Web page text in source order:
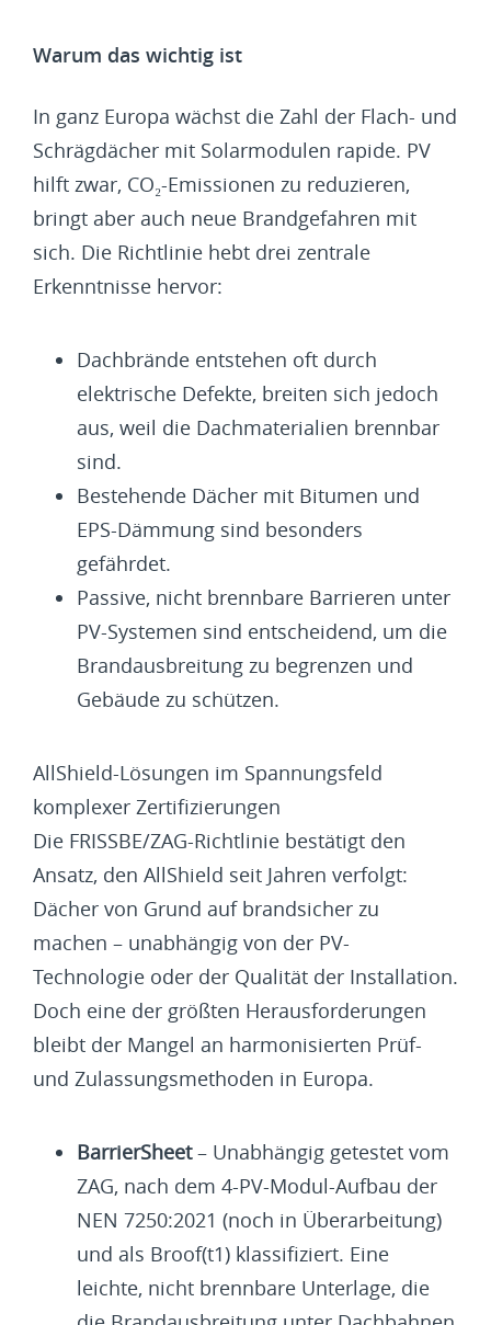
Warum das wichtig ist
In ganz Europa wächst die Zahl der Flach- und
Schrägdächer mit Solarmodulen rapide. PV
hilft zwar, CO₂-Emissionen zu reduzieren,
bringt aber auch neue Brandgefahren mit
sich. Die Richtlinie hebt drei zentrale
Erkenntnisse hervor:
Dachbrände entstehen oft durch
elektrische Defekte, breiten sich jedoch
aus, weil die Dachmaterialien brennbar
sind.
Bestehende Dächer mit Bitumen und
EPS-Dämmung sind besonders
gefährdet.
Passive, nicht brennbare Barrieren unter
PV-Systemen sind entscheidend, um die
Brandausbreitung zu begrenzen und
Gebäude zu schützen.
AllShield-Lösungen im Spannungsfeld
komplexer Zertifizierungen
Die FRISSBE/ZAG-Richtlinie bestätigt den
Ansatz, den AllShield seit Jahren verfolgt:
Dächer von Grund auf brandsicher zu
machen – unabhängig von der PV-
Technologie oder der Qualität der Installation.
Doch eine der größten Herausforderungen
bleibt der Mangel an harmonisierten Prüf-
und Zulassungsmethoden in Europa.
BarrierSheet– Unabhängig getestet vom
ZAG, nach dem 4-PV-Modul-Aufbau der
NEN 7250:2021 (noch in Überarbeitung)
und als Broof(t1) klassifiziert. Eine
leichte, nicht brennbare Unterlage, die